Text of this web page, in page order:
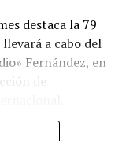
destaca la 79
a cabo del
Fernández, en
de
una